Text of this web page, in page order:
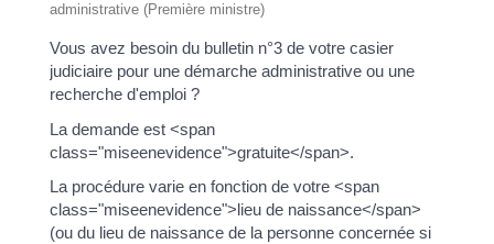
administrative (Première ministre)
Vous avez besoin du bulletin n°3 de votre casier
judiciaire pour une démarche administrative ou une
recherche d'emploi ?
La demande est <span
class="miseenevidence">gratuite</span>.
La procédure varie en fonction de votre <span
class="miseenevidence">lieu de naissance</span>
(ou du lieu de naissance de la personne concernée si